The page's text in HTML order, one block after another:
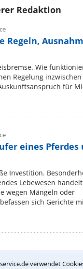
verwendet
Redaktion
Regeln,
Wie
Regelung inzwischen
für
eines Pferdes
Investition.
Lebewesen
wegen Mängeln oder
sich Gerichte